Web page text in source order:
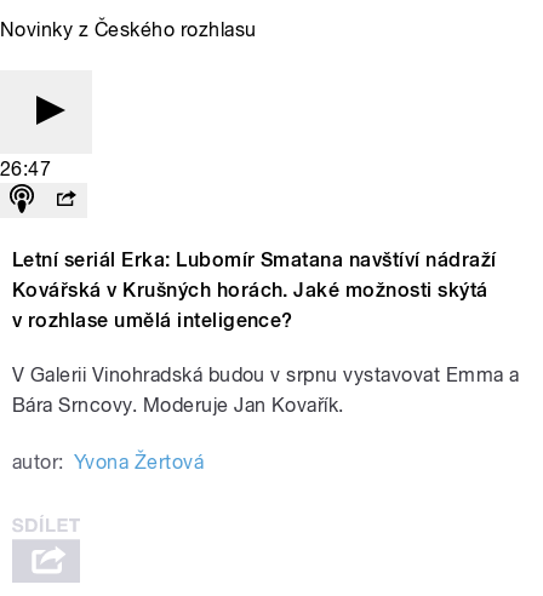
Novinky z Českého rozhlasu
26:47
Letní seriál Erka: Lubomír Smatana navštíví nádraží
Kovářská v Krušných horách. Jaké možnosti skýtá
v rozhlase umělá inteligence?
V Galerii Vinohradská budou v srpnu vystavovat Emma a
Bára Srncovy. Moderuje Jan Kovařík.
autor: Yvona Žertová